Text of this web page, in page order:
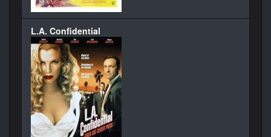
L.A. Confidential